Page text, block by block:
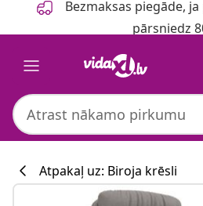
Bezmaksas piegāde,
pārsniedz
Atpakaļ uz: Biroja krēsli